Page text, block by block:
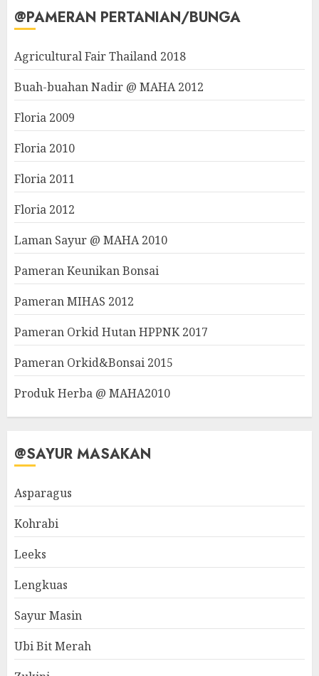
@PAMERAN PERTANIAN/BUNGA
Agricultural Fair Thailand 2018
Buah-buahan Nadir @ MAHA 2012
Floria 2009
Floria 2010
Floria 2011
Floria 2012
Laman Sayur @ MAHA 2010
Pameran Keunikan Bonsai
Pameran MIHAS 2012
Pameran Orkid Hutan HPPNK 2017
Pameran Orkid&Bonsai 2015
Produk Herba @ MAHA2010
@SAYUR MASAKAN
Asparagus
Kohrabi
Leeks
Lengkuas
Sayur Masin
Ubi Bit Merah